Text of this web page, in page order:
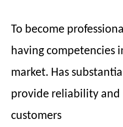
To become
having competencies
market. Has
provide reliability
customers